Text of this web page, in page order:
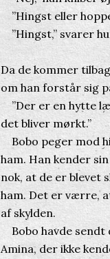
”Hingst eller
”Hingst,” svarer
Da de kommer
om han forstår sig
”Der er en hytte
det bliver mørkt.”
Bobo peger mod
ham. Han kender
nok, at de er blevet
ham. Det er værre,
af skylden.
Bobo havde sendt
Amina, der ikke